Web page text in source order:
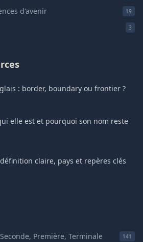
d'avenir 19
3
: border, boundary ou frontier ?
elle est et pourquoi son nom reste
claire, pays et repères clés
Première, Terminale 141